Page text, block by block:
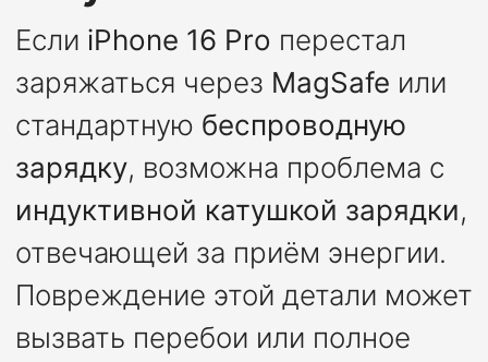
Если iPhone 16 Pro перестал
заряжаться через MagSafe или
стандартную беспроводную
зарядку, возможна проблема с
индуктивной катушкой зарядки,
отвечающей за приём энергии.
Повреждение этой детали может
вызвать перебои или полное